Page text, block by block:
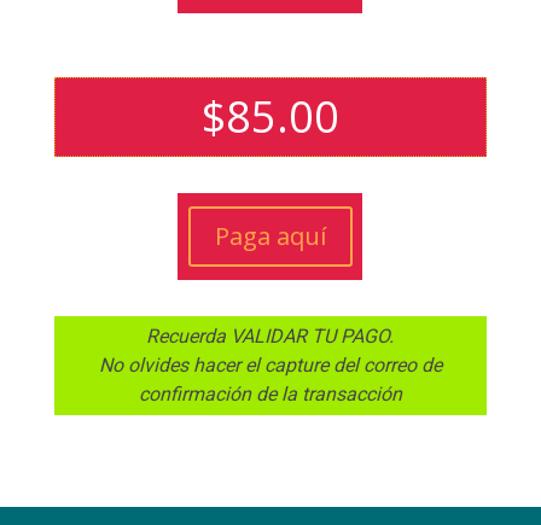
$85.00
Paga aquí
Recuerda VALIDAR TU PAGO.
No olvides hacer el capture del correo de
confirmación de la transacción